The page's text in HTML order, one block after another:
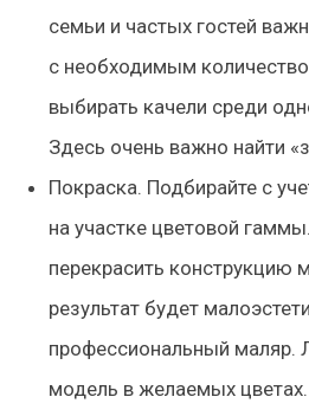
семьи и частых гостей
с необходимым
выбирать качели среди
Здесь очень важно найти
Покраска. Подбирайте с
на участке цветовой
перекрасить конструкцию
результат будет
профессиональный маляр.
модель в желаемых цветах.